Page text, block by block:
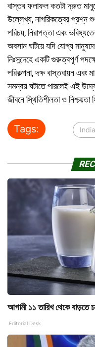
বাস্তব ফলাফল কতটা দ্রুত
উল্লেখ্য, নাগরিকত্বের প্রশ্ন
পরিচয়, নিরাপত্তা এবং
অবসান ঘটিয়ে যদি যোগ্য
নিঃসন্দেহে একটি গুরুত্বপূর্ণ
পরিকল্পনা, দক্ষ বাস্তবায়ন এবং
সমন্বয় ঘটাতে পারলেই এই
জীবনে স্থিতিশীলতা ও নিশ্চয়তা
Tags: India
আগামী ১১ তারিখ থেকে বাড়তে
Editorial Desk